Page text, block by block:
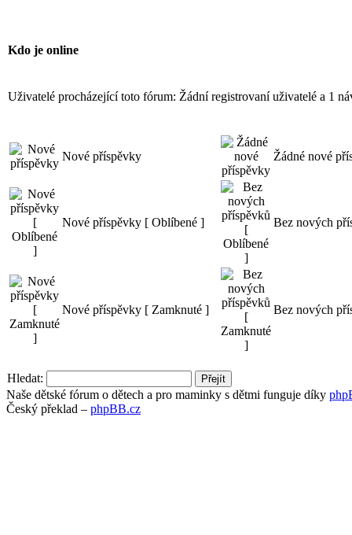
Kdo je online
Uživatelé procházející toto fórum: Žádní registrovaní uživatelé a 1
Nové příspěvky Žádné nové
Nové příspěvky [ Oblíbené ] Bez nových
Nové příspěvky [ Zamknuté ] Bez nových
Hledat:
Naše dětské fórum o dětech a pro maminky s dětmi funguje díky
Český překlad – phpBB.cz